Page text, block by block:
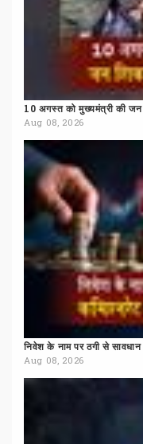
10 अगस्त को मुख्यमंत्री की जन
Aug 08, 2026
निवेश के नाम पर ठगी से सावधान
Aug 08, 2026